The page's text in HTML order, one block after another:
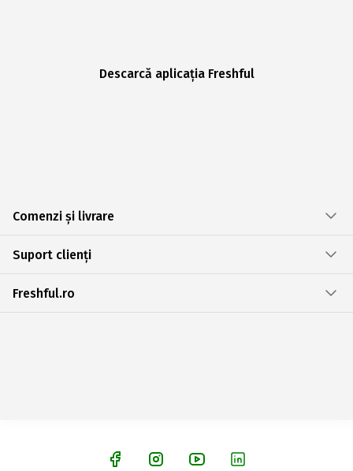
Descarcă aplicația Freshful
Comenzi și livrare
Suport clienți
Freshful.ro